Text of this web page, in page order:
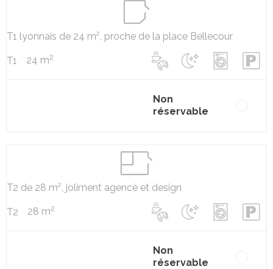
T1 lyonnais de 24 m², proche de la place Bellecour
T1 24 m2
Non
réservable
T2 de 28 m², joliment agencé et design
T2 28 m2
Non
réservable